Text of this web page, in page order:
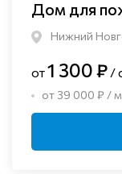
Дом для
Нижний
от1 300 ₽ /
от 39 000 ₽ /